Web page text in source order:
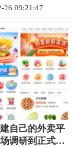
26 09:21:47
自己的外卖平
调研到正式上